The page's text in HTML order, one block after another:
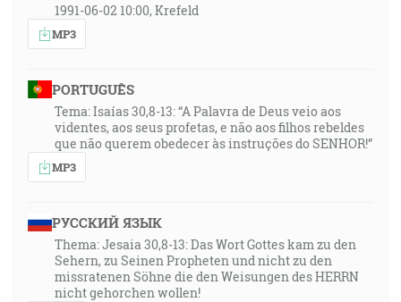
1991-06-02 10:00, Krefeld
MP3
PORTUGUÊS
Tema: Isaías 30,8-13: “A Palavra de Deus veio aos
videntes, aos seus profetas, e não aos filhos rebeldes
que não querem obedecer às instruções do SENHOR!”
MP3
РУССКИЙ ЯЗЫК
Thema: Jesaia 30,8-13: Das Wort Gottes kam zu den
Sehern, zu Seinen Propheten und nicht zu den
missratenen Söhne die den Weisungen des HERRN
nicht gehorchen wollen!